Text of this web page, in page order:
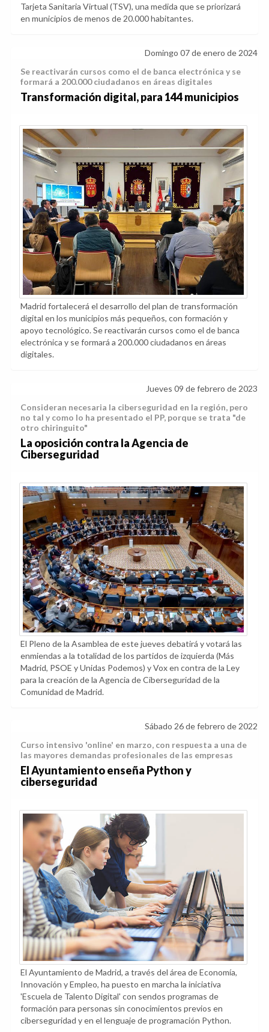
Tarjeta Sanitaria Virtual (TSV), una medida que se priorizará
en municipios de menos de 20.000 habitantes.
Domingo 07 de enero de 2024
Se reactivarán cursos como el de banca electrónica y se
formará a 200.000 ciudadanos en áreas digitales
Transformación digital, para 144 municipios
Madrid fortalecerá el desarrollo del plan de transformación
digital en los municipios más pequeños, con formación y
apoyo tecnológico. Se reactivarán cursos como el de banca
electrónica y se formará a 200.000 ciudadanos en áreas
digitales.
Jueves 09 de febrero de 2023
Consideran necesaria la ciberseguridad en la región, pero
no tal y como lo ha presentado el PP, porque se trata "de
otro chiringuito"
La oposición contra la Agencia de
Ciberseguridad
El Pleno de la Asamblea de este jueves debatirá y votará las
enmiendas a la totalidad de los partidos de izquierda (Más
Madrid, PSOE y Unidas Podemos) y Vox en contra de la Ley
para la creación de la Agencia de Ciberseguridad de la
Comunidad de Madrid.
Sábado 26 de febrero de 2022
Curso intensivo 'online' en marzo, con respuesta a una de
las mayores demandas profesionales de las empresas
El Ayuntamiento enseña Python y
ciberseguridad
El Ayuntamiento de Madrid, a través del área de Economía,
Innovación y Empleo, ha puesto en marcha la iniciativa
'Escuela de Talento Digital' con sendos programas de
formación para personas sin conocimientos previos en
ciberseguridad y en el lenguaje de programación Python.